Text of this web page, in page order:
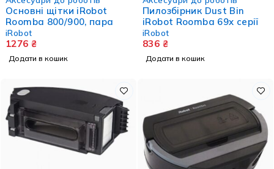
Основні щітки iRobot
Roomba 800/900, пара
iRobot
1276 ₴
Додати в кошик
Пилозбірник Dust Bin
iRobot Roomba 69x серії
iRobot
836 ₴
Додати в кошик